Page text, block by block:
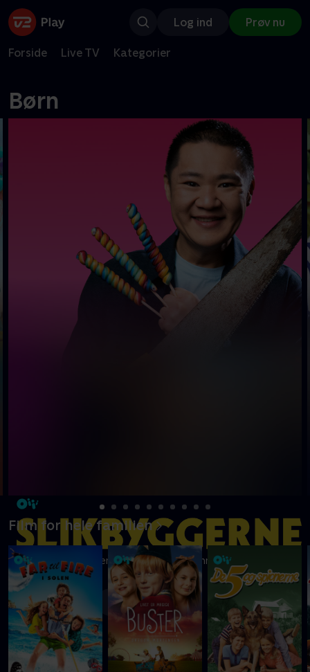
Log ind Prøv nu
Forside Live TV Kategorier
Børn
Ni kreative børn kæmper om at blive Danmarks vildeste
slikbygger
Mere info
Film for hele familien